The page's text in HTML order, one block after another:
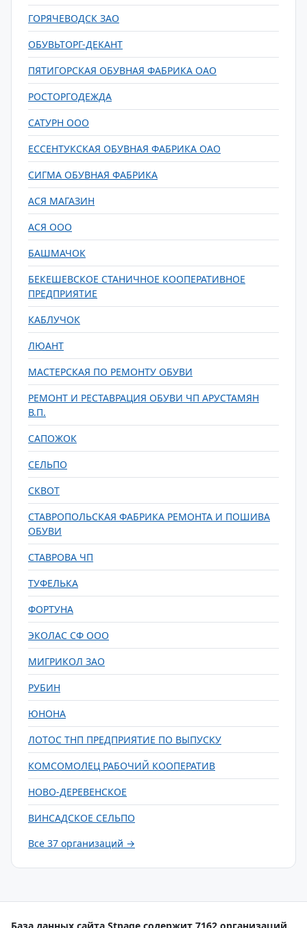
ГОРЯЧЕВОДСК ЗАО
ОБУВЬТОРГ-ДЕКАНТ
ПЯТИГОРСКАЯ ОБУВНАЯ ФАБРИКА ОАО
РОСТОРГОДЕЖДА
САТУРН ООО
ЕССЕНТУКСКАЯ ОБУВНАЯ ФАБРИКА ОАО
СИГМА ОБУВНАЯ ФАБРИКА
АСЯ МАГАЗИН
АСЯ ООО
БАШМАЧОК
БЕКЕШЕВСКОЕ СТАНИЧНОЕ КООПЕРАТИВНОЕ
ПРЕДПРИЯТИЕ
КАБЛУЧОК
ЛЮАНТ
МАСТЕРСКАЯ ПО РЕМОНТУ ОБУВИ
РЕМОНТ И РЕСТАВРАЦИЯ ОБУВИ ЧП АРУСТАМЯН
В.П.
САПОЖОК
СЕЛЬПО
СКВОТ
СТАВРОПОЛЬСКАЯ ФАБРИКА РЕМОНТА И ПОШИВА
ОБУВИ
СТАВРОВА ЧП
ТУФЕЛЬКА
ФОРТУНА
ЭКОЛАС СФ ООО
МИГРИКОЛ ЗАО
РУБИН
ЮНОНА
ЛОТОС ТНП ПРЕДПРИЯТИЕ ПО ВЫПУСКУ
КОМСОМОЛЕЦ РАБОЧИЙ КООПЕРАТИВ
НОВО-ДЕРЕВЕНСКОЕ
ВИНСАДСКОЕ СЕЛЬПО
Все 37 организаций →